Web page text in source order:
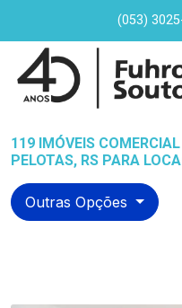
(053)
119 IMÓVEIS
PELOTAS, RS PARA
Outras Opções